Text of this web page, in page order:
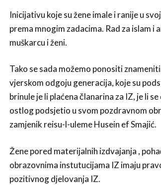
Inicijativu koje su žene imale i ranije u
prema mnogim zadacima. Rad za islam i
muškarcu i ženi.
Tako se sada možemo ponositi
vjerskom odgoju generacija, koje su
brinule je li plaćena članarina za IZ, je li
ostlog podsjetio u svom pozdravnom
zamjenik reisu-l-uleme Husein ef Smajić.
Žene pored materijalnih izdvajanja ,
obrazovnima instutucijama IZ imaju
pozitivnog djelovanja IZ.